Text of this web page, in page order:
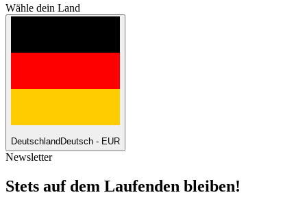
Wähle dein Land
Deutschland Deutsch - EUR
Newsletter
Stets auf dem Laufenden bleiben!